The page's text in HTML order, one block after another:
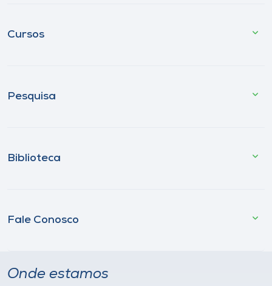
Cursos
Pesquisa
Biblioteca
Fale Conosco
Onde estamos